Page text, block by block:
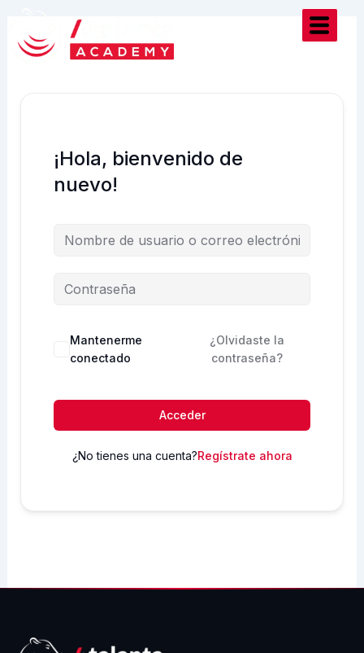
contenido
¡Hola, bienvenido de
nuevo!
Mantenerme
conectado
¿Olvidaste la
contraseña?
Acceder
¿No tienes una cuenta?Regístrate ahora